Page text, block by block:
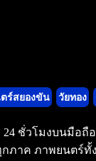
ร์สยองขัน วัยทอง
24 ชั่วโมงบนมือ
ค ภาพยนตร์ทั้งห